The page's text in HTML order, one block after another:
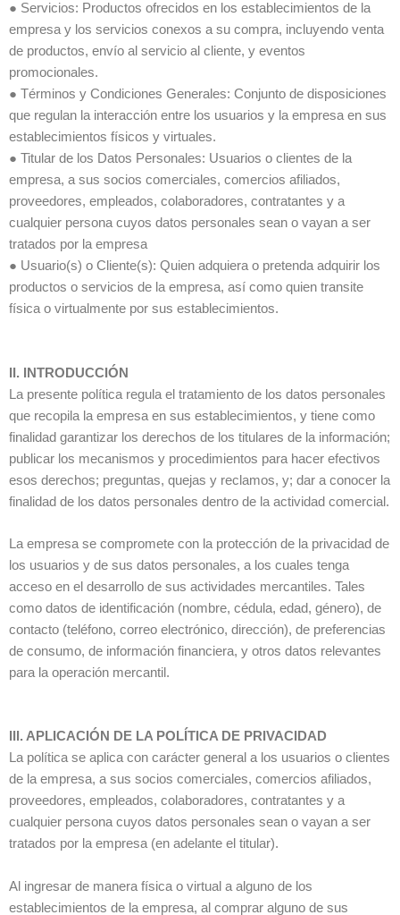
● Servicios: Productos ofrecidos en los establecimientos de la
empresa y los servicios conexos a su compra, incluyendo venta
de productos, envío al servicio al cliente, y eventos
promocionales.
● Términos y Condiciones Generales: Conjunto de disposiciones
que regulan la interacción entre los usuarios y la empresa en sus
establecimientos físicos y virtuales.
● Titular de los Datos Personales: Usuarios o clientes de la
empresa, a sus socios comerciales, comercios afiliados,
proveedores, empleados, colaboradores, contratantes y a
cualquier persona cuyos datos personales sean o vayan a ser
tratados por la empresa
● Usuario(s) o Cliente(s): Quien adquiera o pretenda adquirir los
productos o servicios de la empresa, así como quien transite
física o virtualmente por sus establecimientos.
II. INTRODUCCIÓN
La presente política regula el tratamiento de los datos personales
que recopila la empresa en sus establecimientos, y tiene como
finalidad garantizar los derechos de los titulares de la información;
publicar los mecanismos y procedimientos para hacer efectivos
esos derechos; preguntas, quejas y reclamos, y; dar a conocer la
finalidad de los datos personales dentro de la actividad comercial.
La empresa se compromete con la protección de la privacidad de
los usuarios y de sus datos personales, a los cuales tenga
acceso en el desarrollo de sus actividades mercantiles. Tales
como datos de identificación (nombre, cédula, edad, género), de
contacto (teléfono, correo electrónico, dirección), de preferencias
de consumo, de información financiera, y otros datos relevantes
para la operación mercantil.
III. APLICACIÓN DE LA POLÍTICA DE PRIVACIDAD
La política se aplica con carácter general a los usuarios o clientes
de la empresa, a sus socios comerciales, comercios afiliados,
proveedores, empleados, colaboradores, contratantes y a
cualquier persona cuyos datos personales sean o vayan a ser
tratados por la empresa (en adelante el titular).
Al ingresar de manera física o virtual a alguno de los
establecimientos de la empresa, al comprar alguno de sus